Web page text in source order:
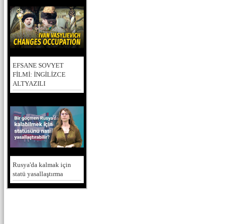
EFSANE SOVYET
FİLMİ: İNGİLİZCE
ALTYAZILI
Rusya'da kalmak için
statü yasallaştırma